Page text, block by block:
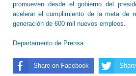
promueven desde el gobierno del
acelerar el cumplimiento de la meta de
generación de 600 mil nuevos empleos.
Departamento de Prensa
Share on Facebook